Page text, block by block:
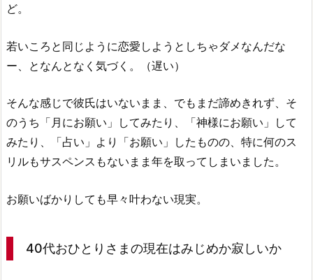
ど。
若いころと同じように恋愛しようとしちゃダメなんだな
ー、となんとなく気づく。（遅い）
そんな感じで彼氏はいないまま、でもまだ諦めきれず、そ
のうち「月にお願い」してみたり、「神様にお願い」して
みたり、「占い」より「お願い」したものの、特に何のス
リルもサスペンスもないまま年を取ってしまいました。
お願いばかりしても早々叶わない現実。
40代おひとりさまの現在はみじめか寂しいか